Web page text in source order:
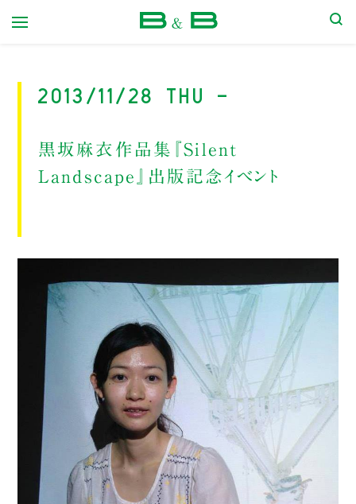
2013/11/28 Thu -
黒坂麻衣作品集『Silent
Landscape』出版記念イベント